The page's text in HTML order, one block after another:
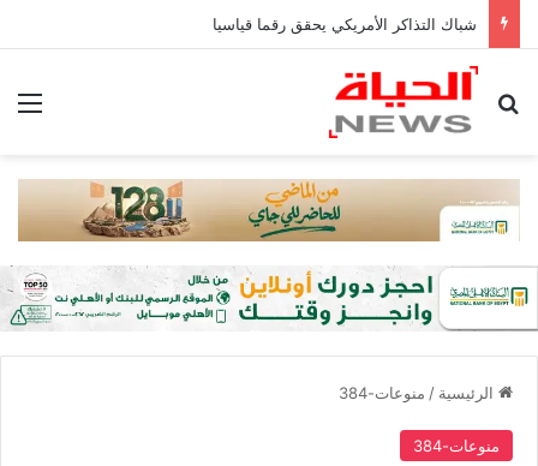
شباك التذاكر الأمريكي يحقق رقما قياسيا
بحث عن
الرئيسية / منوعات-384
منوعات-384